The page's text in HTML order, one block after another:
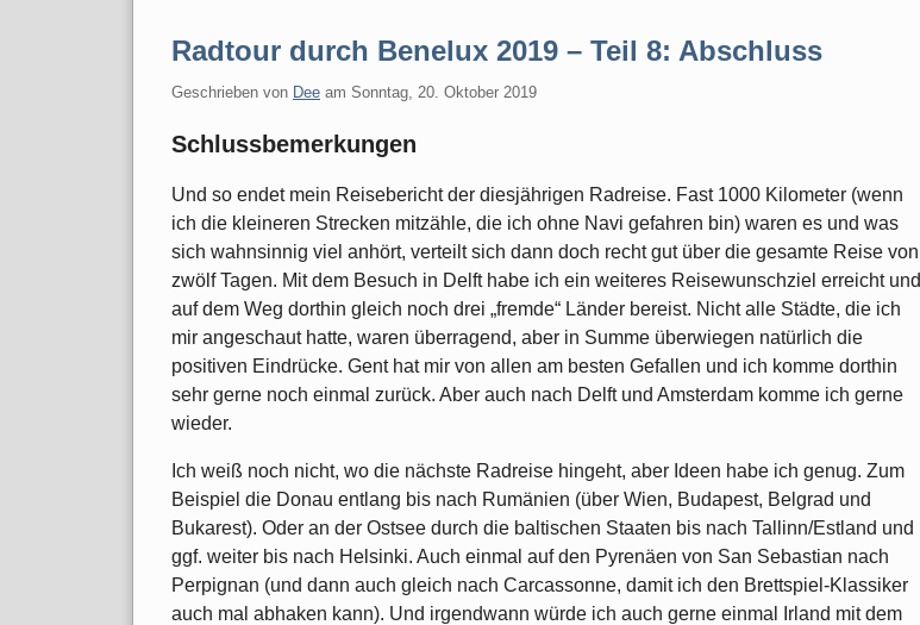
Radtour durch Benelux 2019 – Teil 8: Abschluss
Geschrieben von Dee am Sonntag, 20. Oktober 2019
Schlussbemerkungen
Und so endet mein Reisebericht der diesjährigen Radreise. Fast 1000 Kilometer (wenn
ich die kleineren Strecken mitzähle, die ich ohne Navi gefahren bin) waren es und was
sich wahnsinnig viel anhört, verteilt sich dann doch recht gut über die gesamte Reise von
zwölf Tagen. Mit dem Besuch in Delft habe ich ein weiteres Reisewunschziel erreicht und
auf dem Weg dorthin gleich noch drei „fremde“ Länder bereist. Nicht alle Städte, die ich
mir angeschaut hatte, waren überragend, aber in Summe überwiegen natürlich die
positiven Eindrücke. Gent hat mir von allen am besten Gefallen und ich komme dorthin
sehr gerne noch einmal zurück. Aber auch nach Delft und Amsterdam komme ich gerne
wieder.
Ich weiß noch nicht, wo die nächste Radreise hingeht, aber Ideen habe ich genug. Zum
Beispiel die Donau entlang bis nach Rumänien (über Wien, Budapest, Belgrad und
Bukarest). Oder an der Ostsee durch die baltischen Staaten bis nach Tallinn/Estland und
ggf. weiter bis nach Helsinki. Auch einmal auf den Pyrenäen von San Sebastian nach
Perpignan (und dann auch gleich nach Carcassonne, damit ich den Brettspiel-Klassiker
auch mal abhaken kann). Und irgendwann würde ich auch gerne einmal Irland mit dem